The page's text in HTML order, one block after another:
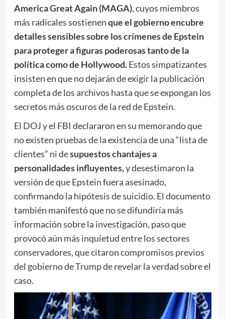
America Great Again (MAGA), cuyos miembros
más radicales sostienenque el gobierno encubre
detalles sensibles sobre los crímenes de Epstein
para proteger a figuras poderosas tanto de la
política como de Hollywood.Estos simpatizantes
insisten en que no dejarán de exigir la publicación
completa de los archivos hasta que se expongan los
secretos más oscuros de la red de Epstein.
El DOJ y el FBI declararon en su memorando que
no existen pruebas de la existencia de una “lista de
clientes” ni desupuestos chantajes a
personalidades influyentes,y desestimaron la
versión de que Epstein fuera asesinado,
confirmando la hipótesis de suicidio. El documento
también manifestó que no se difundiría más
información sobre la investigación, paso que
provocó aún más inquietud entre los sectores
conservadores, que citaron compromisos previos
del gobierno de Trump de revelar la verdad sobre el
caso.